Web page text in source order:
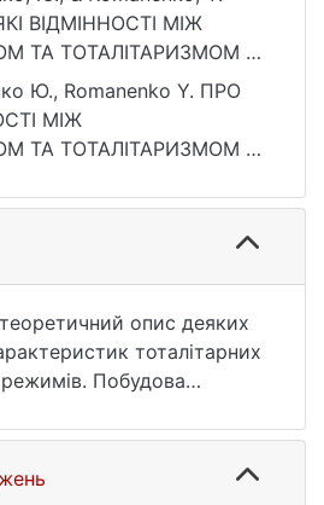
ВІДМІННОСТІ МІЖ
ТА ТОТАЛІТАРИЗМОМ В
ПОЛІТИЧНІЙ
Міжнародні відносини,
doi.org/10.17721/1728-
Ю., Romanenko Y. ПРО
МІЖ
ТА ТОТАЛІТАРИЗМОМ В
Міжнародні відносини.
5—13. DOI:
2-57/5-13 (дата
опис деяких
тоталітарних
Побудова
тоталітаризмом
розуміння
стратегій.